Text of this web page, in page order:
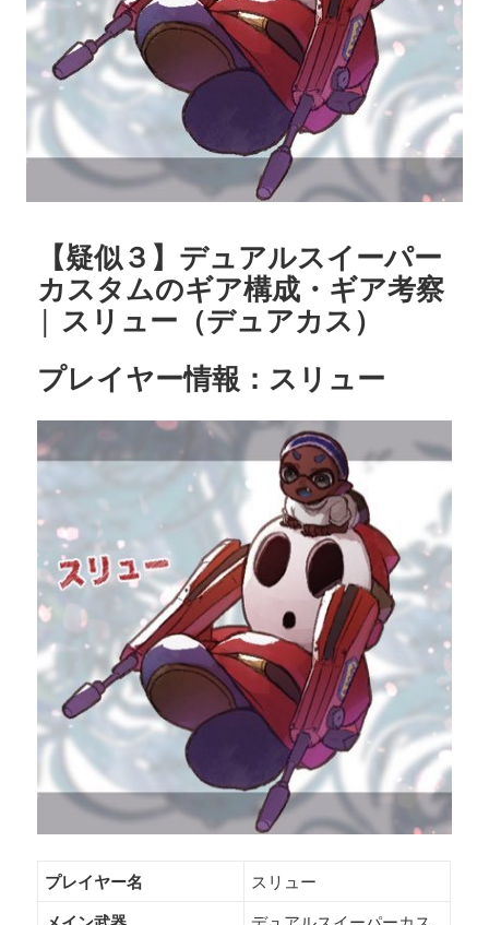
【疑似３】デュアルスイーパー
カスタムのギア構成・ギア考察
| スリュー（デュアカス）
プレイヤー情報：スリュー
プレイヤー名
スリュー